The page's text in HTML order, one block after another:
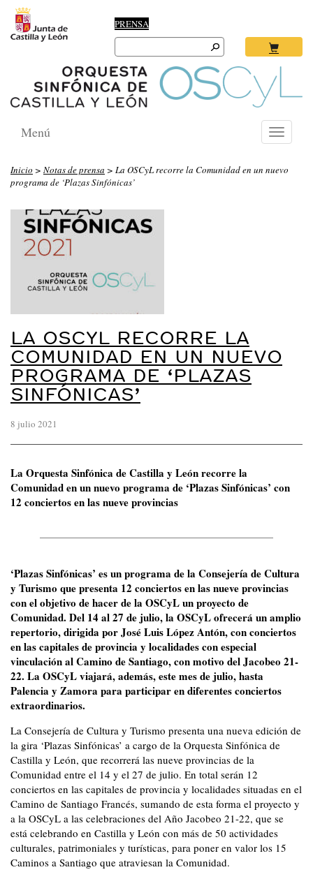
PRENSA
Search
for:
Toggle
Menú
Inicio > Notas de prensa > La OSCyL recorre la Comunidad en un nuevo
programa de ‘Plazas Sinfónicas’
LA OSCYL RECORRE LA
COMUNIDAD EN UN NUEVO
PROGRAMA DE ‘PLAZAS
SINFÓNICAS’
8 julio 2021
La Orquesta Sinfónica de Castilla y León recorre la
Comunidad en un nuevo programa de ‘Plazas Sinfónicas’ con
12 conciertos en las nueve provincias
‘Plazas Sinfónicas’ es un programa de la Consejería de Cultura
y Turismo que presenta 12 conciertos en las nueve provincias
con el objetivo de hacer de la OSCyL un proyecto de
Comunidad. Del 14 al 27 de julio, la OSCyL ofrecerá un amplio
repertorio, dirigida por José Luis López Antón, con conciertos
en las capitales de provincia y localidades con especial
vinculación al Camino de Santiago, con motivo del Jacobeo 21-
22. La OSCyL viajará, además, este mes de julio, hasta
Palencia y Zamora para participar en diferentes conciertos
extraordinarios.
La Consejería de Cultura y Turismo presenta una nueva edición de
la gira ‘Plazas Sinfónicas’ a cargo de la Orquesta Sinfónica de
Castilla y León, que recorrerá las nueve provincias de la
Comunidad entre el 14 y el 27 de julio. En total serán 12
conciertos en las capitales de provincia y localidades situadas en el
Camino de Santiago Francés, sumando de esta forma el proyecto y
a la OSCyL a las celebraciones del Año Jacobeo 21-22, que se
está celebrando en Castilla y León con más de 50 actividades
culturales, patrimoniales y turísticas, para poner en valor los 15
Caminos a Santiago que atraviesan la Comunidad.